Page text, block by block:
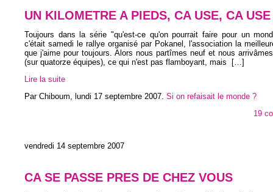
UN KILOMETRE A PIEDS, CA USE, CA
Toujours dans la série "qu'est-ce qu'on pourrait faire pour un
c'était samedi le rallye organisé par Pokanel, l'association la
que j'aime pour toujours. Alors nous partîmes neuf et nous
(sur quatorze équipes), ce qui n'est pas flamboyant, mais
[…]
Lire la suite
Par Chiboum, lundi 17 septembre 2007. Si on refaisait le monde ?
19
vendredi 14 septembre 2007
CA SE PASSE PRES DE CHEZ VOUS